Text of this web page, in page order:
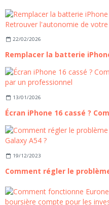
22/02/2026
13/01/2026
19/12/2023